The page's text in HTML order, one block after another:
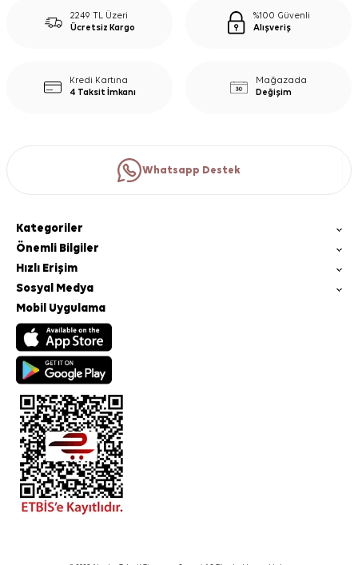
2249 TL Üzeri
Ücretsiz Kargo
%100 Güvenli
Alışveriş
Kredi Kartına
4 Taksit İmkanı
Mağazada
Değişim
Whatsapp Destek
Kategoriler
Önemli Bilgiler
Hızlı Erişim
Sosyal Medya
Mobil Uygulama